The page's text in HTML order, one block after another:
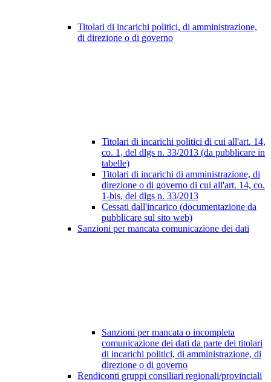
Titolari di incarichi politici, di amministrazione,
di direzione o di governo
Titolari di incarichi politici di cui all'art. 14,
co. 1, del dlgs n. 33/2013 (da pubblicare in
tabelle)
Titolari di incarichi di amministrazione, di
direzione o di governo di cui all'art. 14, co.
1-bis, del dlgs n. 33/2013
Cessati dall'incarico (documentazione da
pubblicare sul sito web)
Sanzioni per mancata comunicazione dei dati
Sanzioni per mancata o incompleta
comunicazione dei dati da parte dei titolari
di incarichi politici, di amministrazione, di
direzione o di governo
Rendiconti gruppi consiliari regionali/provinciali